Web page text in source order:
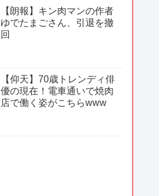
【朗報】キン肉マンの作者
ゆでたまごさん、引退を撤
回
【仰天】70歳トレンディ俳
優の現在！電車通いで焼肉
店で働く姿がこちらwww